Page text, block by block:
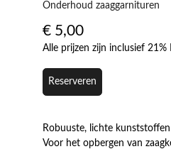
Onderhoud zaaggarnituren
€ 5,00
Alle prijzen zijn inclusief 21%
Reserveren
Robuuste, lichte
Voor het opbergen van